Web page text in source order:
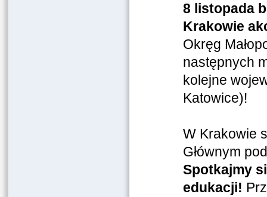
8 listopada
Krakowie
Okręg
następnych
kolejne
Katowice)!
W Krakowie
Głównym
Spotkajmy
edukacji!